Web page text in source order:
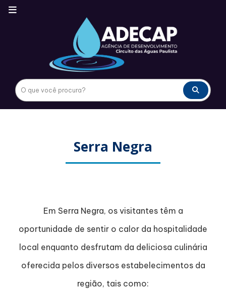
Serra Negra
Em Serra Negra, os visitantes têm a
oportunidade de sentir o calor da hospitalidade
local enquanto desfrutam da deliciosa culinária
oferecida pelos diversos estabelecimentos da
região, tais como: